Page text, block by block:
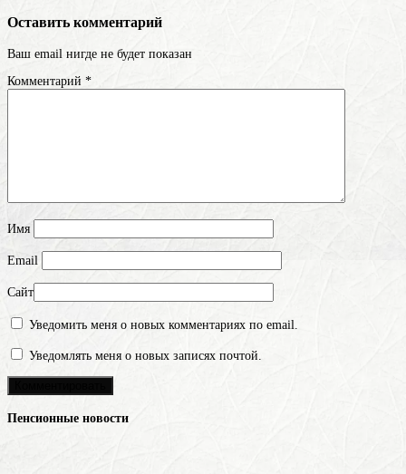
Оставить комментарий
Ваш email нигде не будет показан
Комментарий *
Имя
Email
Сайт
Уведомить меня о новых комментариях по email.
Уведомлять меня о новых записях почтой.
Пенсионные новости